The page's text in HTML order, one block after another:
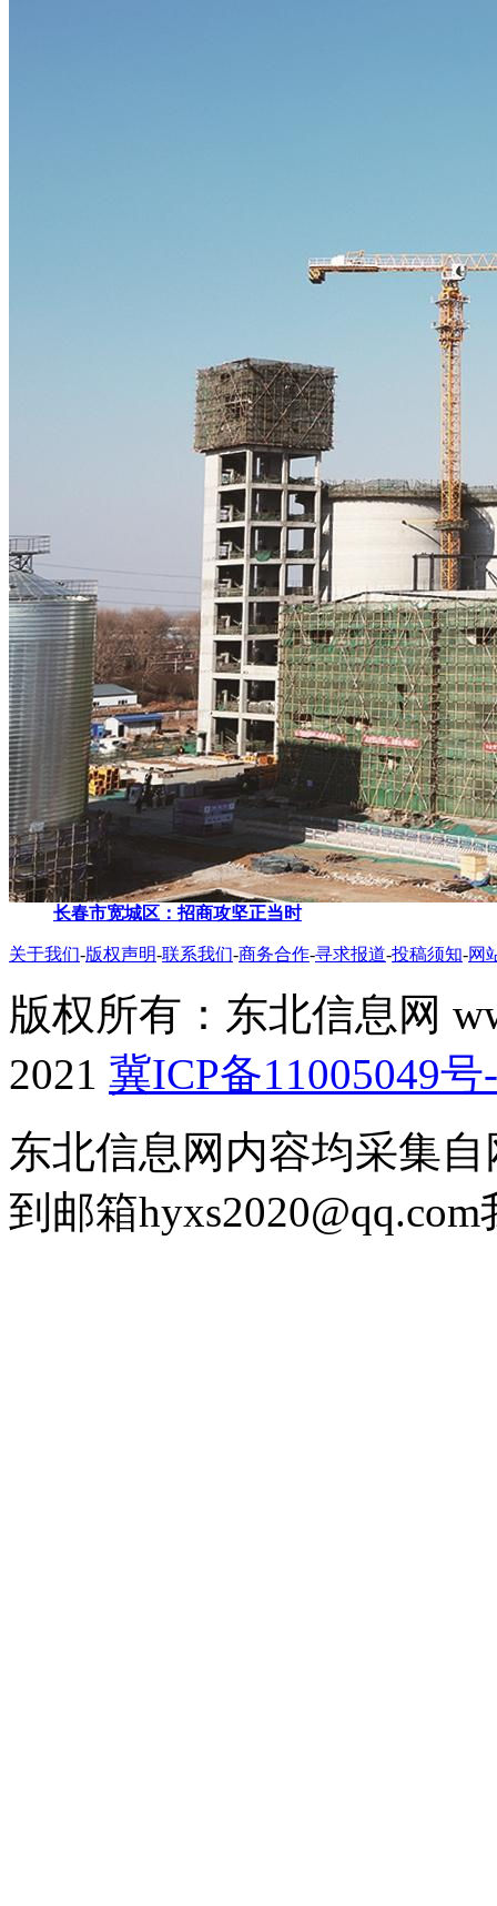
长春市宽城区：招商攻坚正当时
关于我们-版权声明-联系我们-商务合作-寻求报道-投稿须知-网
版权所有：东北信息网
2021 冀ICP备11005049号
东北信息网内容均采集
到邮箱